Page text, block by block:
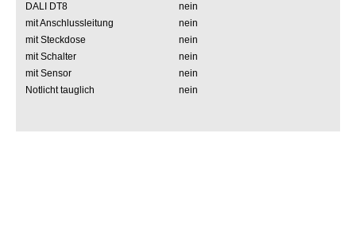
DALI DT8
nein
mit Anschlussleitung
nein
mit Steckdose
nein
mit Schalter
nein
mit Sensor
nein
Notlicht tauglich
nein